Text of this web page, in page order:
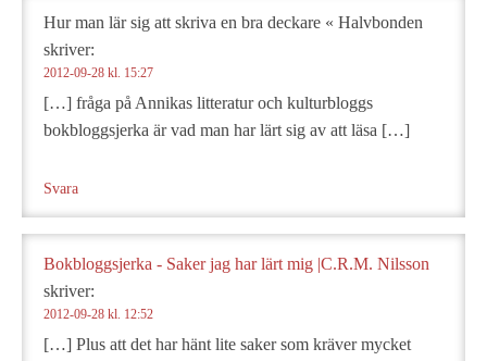
Hur man lär sig att skriva en bra deckare « Halvbonden
skriver:
2012-09-28 kl. 15:27
[…] fråga på Annikas litteratur och kulturbloggs
bokbloggsjerka är vad man har lärt sig av att läsa […]
Svara
Bokbloggsjerka - Saker jag har lärt mig |C.R.M. Nilsson
skriver:
2012-09-28 kl. 12:52
[…] Plus att det har hänt lite saker som kräver mycket